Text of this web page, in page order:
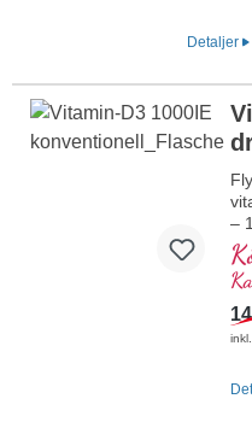
utan
normal
år,
mer
Detaljer
–